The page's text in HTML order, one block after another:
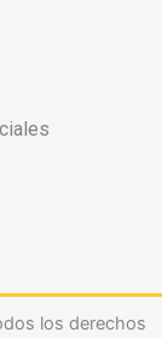
los derechos